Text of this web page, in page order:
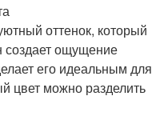
оттенок, который
создает ощущение
его идеальным для
цвет можно разделить